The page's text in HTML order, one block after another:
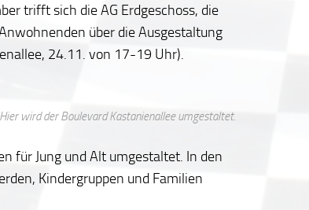
trifft sich die AG Erdgeschoss, die
über die Ausgestaltung
24.11. von 17-19 Uhr).
Hier wird der Boulevard Kastanienallee umgestaltet.
für Jung und Alt umgestaltet. In den
Kindergruppen und Familien